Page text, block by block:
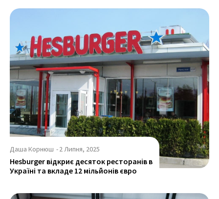
Даша Корнюш -2 Липня, 2025
Hesburger відкриє десяток ресторанів в
Україні та вкладе 12 мільйонів євро